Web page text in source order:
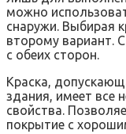
можно
снаружи. Выбирая
второму вариант.
с обеих сторон.
Краска,
здания, имеет все
свойства.
покрытие с